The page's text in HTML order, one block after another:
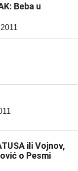
Beba u
ili Vojnov,
o Pesmi